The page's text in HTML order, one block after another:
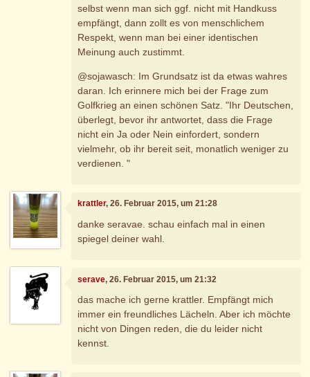
selbst wenn man sich ggf. nicht mit Handkuss
empfängt, dann zollt es von menschlichem
Respekt, wenn man bei einer identischen
Meinung auch zustimmt.
@sojawasch: Im Grundsatz ist da etwas wahres
daran. Ich erinnere mich bei der Frage zum
Golfkrieg an einen schönen Satz. "Ihr Deutschen,
überlegt, bevor ihr antwortet, dass die Frage
nicht ein Ja oder Nein einfordert, sondern
vielmehr, ob ihr bereit seit, monatlich weniger zu
verdienen. "
krattler, 26. Februar 2015, um 21:28
danke seravae. schau einfach mal in einen
spiegel deiner wahl.
serave, 26. Februar 2015, um 21:32
das mache ich gerne krattler. Empfängt mich
immer ein freundliches Lächeln. Aber ich möchte
nicht von Dingen reden, die du leider nicht
kennst.